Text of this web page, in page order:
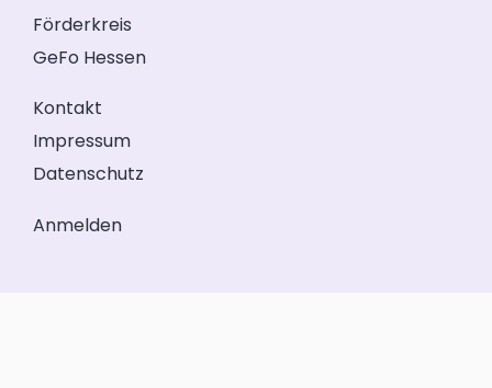
Förderkreis
GeFo Hessen
Kontakt
Impressum
Datenschutz
Anmelden